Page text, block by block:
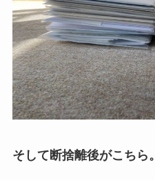
そして断捨離後がこちら。